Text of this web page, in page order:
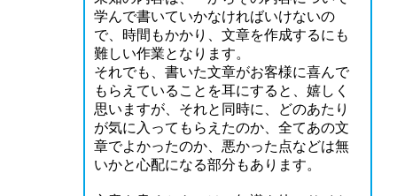
学んで書いていかなければいけないの
で、時間もかかり、文章を作成するにも
難しい作業となります。
それでも、書いた文章がお客様に喜んで
もらえていることを耳にすると、嬉しく
思いますが、それと同時に、どのあたり
が気に入ってもらえたのか、全てあの文
章でよかったのか、悪かった点などは無
いかと心配になる部分もあります。